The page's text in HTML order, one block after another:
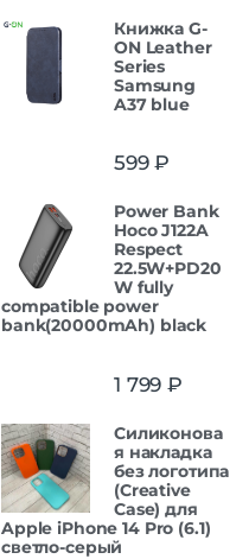
Книжка G-
ON Leather
Series
Samsung
A37 blue
599₽
Power Bank
Hoco J122A
Respect
22.5W+PD20
W fully
compatible power
bank(20000mAh) black
1 799 ₽
Силиконова
я накладка
без логотипа
(Creative
Case) для
Apple iPhone 14 Pro (6.1)
светло-серый